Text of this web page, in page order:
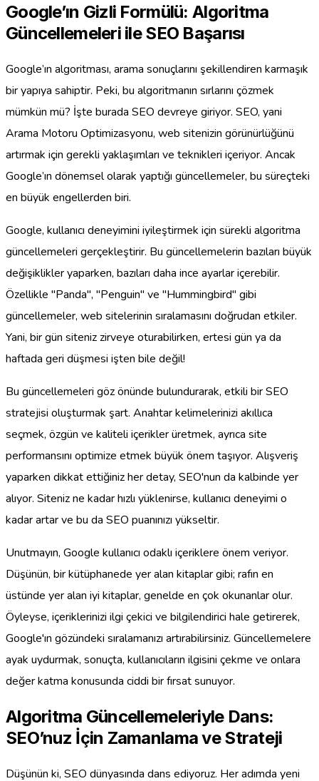
Google’ın Gizli Formülü: Algoritma
Güncellemeleri ile SEO Başarısı
Google’ın algoritması, arama sonuçlarını şekillendiren karmaşık
bir yapıya sahiptir. Peki, bu algoritmanın sırlarını çözmek
mümkün mü? İşte burada SEO devreye giriyor. SEO, yani
Arama Motoru Optimizasyonu, web sitenizin görünürlüğünü
artırmak için gerekli yaklaşımları ve teknikleri içeriyor. Ancak
Google’ın dönemsel olarak yaptığı güncellemeler, bu süreçteki
en büyük engellerden biri.
Google, kullanıcı deneyimini iyileştirmek için sürekli algoritma
güncellemeleri gerçekleştirir. Bu güncellemelerin bazıları büyük
değişiklikler yaparken, bazıları daha ince ayarlar içerebilir.
Özellikle "Panda", "Penguin" ve "Hummingbird" gibi
güncellemeler, web sitelerinin sıralamasını doğrudan etkiler.
Yani, bir gün siteniz zirveye oturabilirken, ertesi gün ya da
haftada geri düşmesi işten bile değil!
Bu güncellemeleri göz önünde bulundurarak, etkili bir SEO
stratejisi oluşturmak şart. Anahtar kelimelerinizi akıllıca
seçmek, özgün ve kaliteli içerikler üretmek, ayrıca site
performansını optimize etmek büyük önem taşıyor. Alışveriş
yaparken dikkat ettiğiniz her detay, SEO'nun da kalbinde yer
alıyor. Siteniz ne kadar hızlı yüklenirse, kullanıcı deneyimi o
kadar artar ve bu da SEO puanınızı yükseltir.
Unutmayın, Google kullanıcı odaklı içeriklere önem veriyor.
Düşünün, bir kütüphanede yer alan kitaplar gibi; rafın en
üstünde yer alan iyi kitaplar, genelde en çok okunanlar olur.
Öyleyse, içeriklerinizi ilgi çekici ve bilgilendirici hale getirerek,
Google'ın gözündeki sıralamanızı artırabilirsiniz. Güncellemelere
ayak uydurmak, sonuçta, kullanıcıların ilgisini çekme ve onlara
değer katma konusunda ciddi bir fırsat sunuyor.
Algoritma Güncellemeleriyle Dans:
SEO’nuz İçin Zamanlama ve Strateji
Düşünün ki, SEO dünyasında dans ediyoruz. Her adımda yeni